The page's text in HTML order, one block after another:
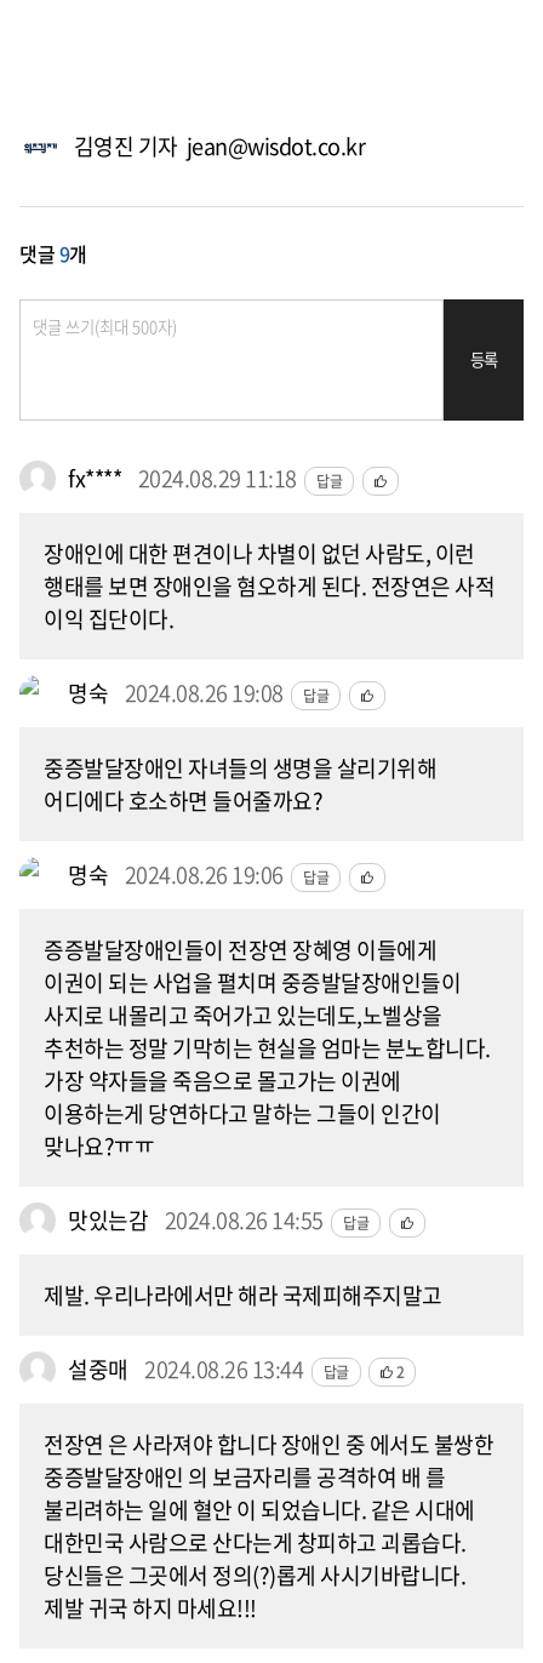
김영진 기자 jean@wisdot.co.kr
댓글9개
등록
fx**** 2024.08.29 11:18 답글
장애인에 대한 편견이나 차별이 없던 사람도, 이런
행태를 보면 장애인을 혐오하게 된다. 전장연은 사적
이익 집단이다.
명숙 2024.08.26 19:08 답글
중증발달장애인 자녀들의 생명을 살리기위해
어디에다 호소하면 들어줄까요?
명숙 2024.08.26 19:06 답글
증증발달장애인들이 전장연 장혜영 이들에게
이권이 되는 사업을 펼치며 중증발달장애인들이
사지로 내몰리고 죽어가고 있는데도,노벨상을
추천하는 정말 기막히는 현실을 엄마는 분노합니다.
가장 약자들을 죽음으로 몰고가는 이권에
이용하는게 당연하다고 말하는 그들이 인간이
맞나요?ㅠㅠ
맛있는감 2024.08.26 14:55 답글
제발. 우리나라에서만 해라 국제피해주지말고
설중매 2024.08.26 13:44 답글 2
전장연 은 사라져야 합니다 장애인 중 에서도 불쌍한
중증발달장애인 의 보금자리를 공격하여 배 를
불리려하는 일에 혈안 이 되었습니다. 같은 시대에
대한민국 사람으로 산다는게 창피하고 괴롭습다.
당신들은 그곳에서 정의(?)롭게 사시기바랍니다.
제발 귀국 하지 마세요!!!